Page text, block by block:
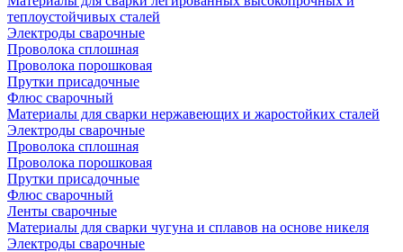
теплоустойчивых сталей
Электроды сварочные
Проволока сплошная
Проволока порошковая
Прутки присадочные
Флюс сварочный
Материалы для сварки нержавеющих и жаростойких сталей
Электроды сварочные
Проволока сплошная
Проволока порошковая
Прутки присадочные
Флюс сварочный
Ленты сварочные
Материалы для сварки чугуна и сплавов на основе никеля
Электроды сварочные